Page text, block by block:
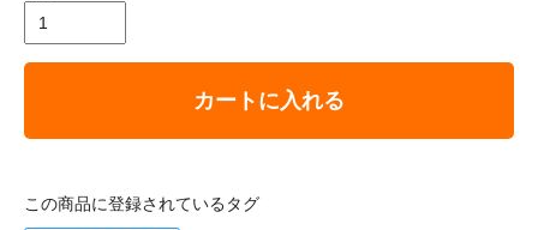
カートに入れる
この商品に登録されているタグ